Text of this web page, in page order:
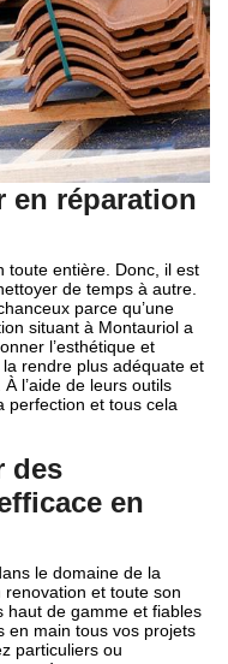
en réparation
toute entière. Donc, il est
de temps à autre.
parce qu’une
situant à Montauriol a
l’esthétique et
rendre plus adéquate et
l’aide de leurs outils
perfection et tous cela
des
en
le domaine de la
renovation et toute son
haut de gamme et fiables
en main tous vos projets
particuliers ou